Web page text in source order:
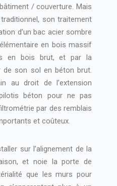
/ couverture. Mais
son traitement
d’un bac acier sombre
en bois massif
en bois brut, et par la
de son sol en béton brut.
au droit de l’extension
béton pour ne pas
par des remblais
et coûteux.
sur l’alignement de la
et noie la porte de
que les murs pour